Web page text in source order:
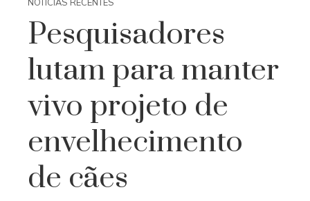
Pesquisadores
lutam para manter
vivo projeto de
envelhecimento
de cães